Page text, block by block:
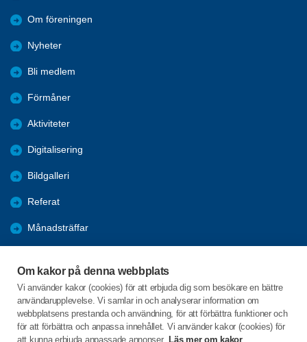
Om kakor på denna webbplats
Vi använder kakor (cookies) för att erbjuda dig som besökare en bättre
användarupplevelse. Vi samlar in och analyserar information om
webbplatsens prestanda och användning, för att förbättra funktioner och
för att förbättra och anpassa innehållet. Vi använder kakor (cookies) för
att kunna erbjuda anpassade annonser.
Läs mer om kakor
Om föreningen
Nyheter
Bli medlem
Förmåner
Aktiviteter
Digitalisering
Bildgalleri
Referat
Månadsträffar
Seniorpodden